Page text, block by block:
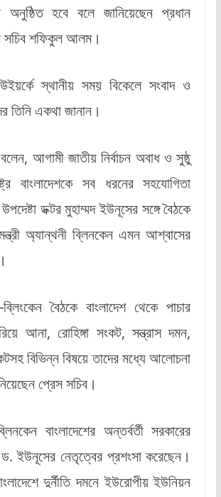
অনুষ্ঠিত হবে বলে জানিয়েছেন প্রধান
সচিব শফিকুল আলম।
স্থানীয় সময় বিকেলে সংবাদ ও
তিনি একথা জানান।
আগামী জাতীয় নির্বাচন অবাধ ও সুষ্ঠু
বাংলাদেশকে সব ধরনের সহযোগিতা
ডক্টর মুহাম্মদ ইউনূসের সঙ্গে বৈঠকে
অ্যান্থনী ব্লিনকেন এমন আশ্বাসের
বৈঠকে বাংলাদেশ থেকে পাচার
আনা, রোহিঙ্গা সংকট, সন্ত্রাস দমন,
বিভিন্ন বিষয়ে তাদের মধ্যে আলোচনা
প্রেস সচিব।
বাংলাদেশের অন্তর্বর্তী সরকারের
ড. ইউনূসের নেতৃত্বের প্রশংসা করেছেন।
দুর্নীতি দমনে ইউরোপীয় ইউনিয়ন